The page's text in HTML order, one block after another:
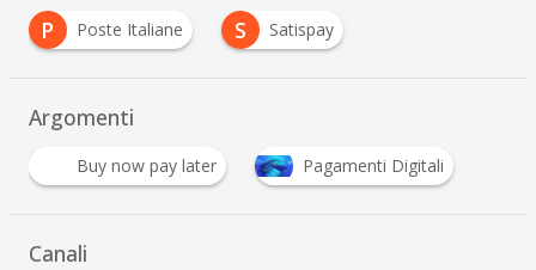
P Poste Italiane S Satispay
Argomenti
Buy now pay later Pagamenti Digitali
Canali